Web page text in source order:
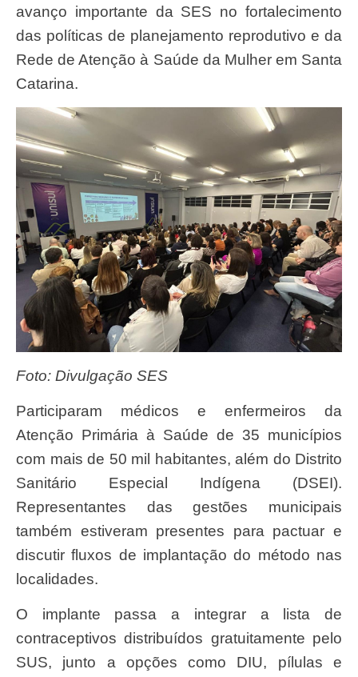
avanço importante da SES no fortalecimento
das políticas de planejamento reprodutivo e da
Rede de Atenção à Saúde da Mulher em Santa
Catarina.
Foto: Divulgação SES
Participaram médicos e enfermeiros da
Atenção Primária à Saúde de 35 municípios
com mais de 50 mil habitantes, além do Distrito
Sanitário Especial Indígena (DSEI).
Representantes das gestões municipais
também estiveram presentes para pactuar e
discutir fluxos de implantação do método nas
localidades.
O implante passa a integrar a lista de
contraceptivos distribuídos gratuitamente pelo
SUS, junto a opções como DIU, pílulas e